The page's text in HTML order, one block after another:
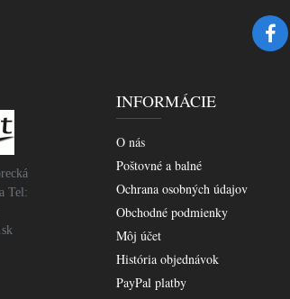
Tel:
INFORMÁCIE
O nás
Poštovné a balné
Ochrana osobných údajov
Obchodné podmienky
Môj účet
História objednávok
PayPal platby